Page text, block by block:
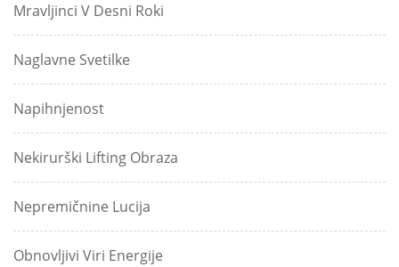
Mravljinci V Desni Roki
Naglavne Svetilke
Napihnjenost
Nekirurški Lifting Obraza
Nepremičnine Lucija
Obnovljivi Viri Energije